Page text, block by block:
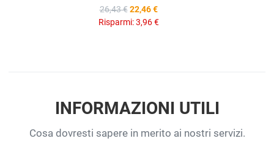
26,43 € 22,46 €
Risparmi:3,96 €
INFORMAZIONI UTILI
Cosa dovresti sapere in merito ai nostri servizi.